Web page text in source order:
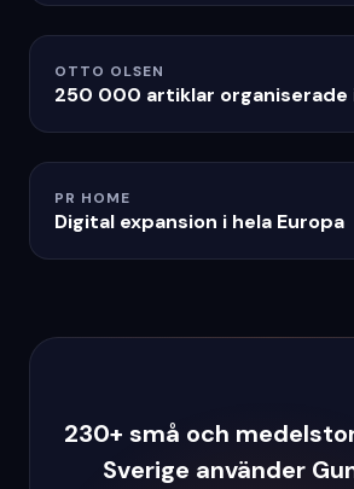
OTTO OLSEN
250 000 artiklar organiserade
PR HOME
Digital expansion i hela Europa
230+ små och
Sverige använder